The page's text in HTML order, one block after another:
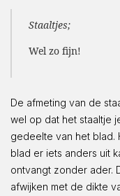
Staaltjes;
Wel zo fijn!
De afmeting van de
wel op dat het staaltje
gedeelte van het blad.
blad er iets anders uit
ontvangt zonder ader.
afwijken met de dikte